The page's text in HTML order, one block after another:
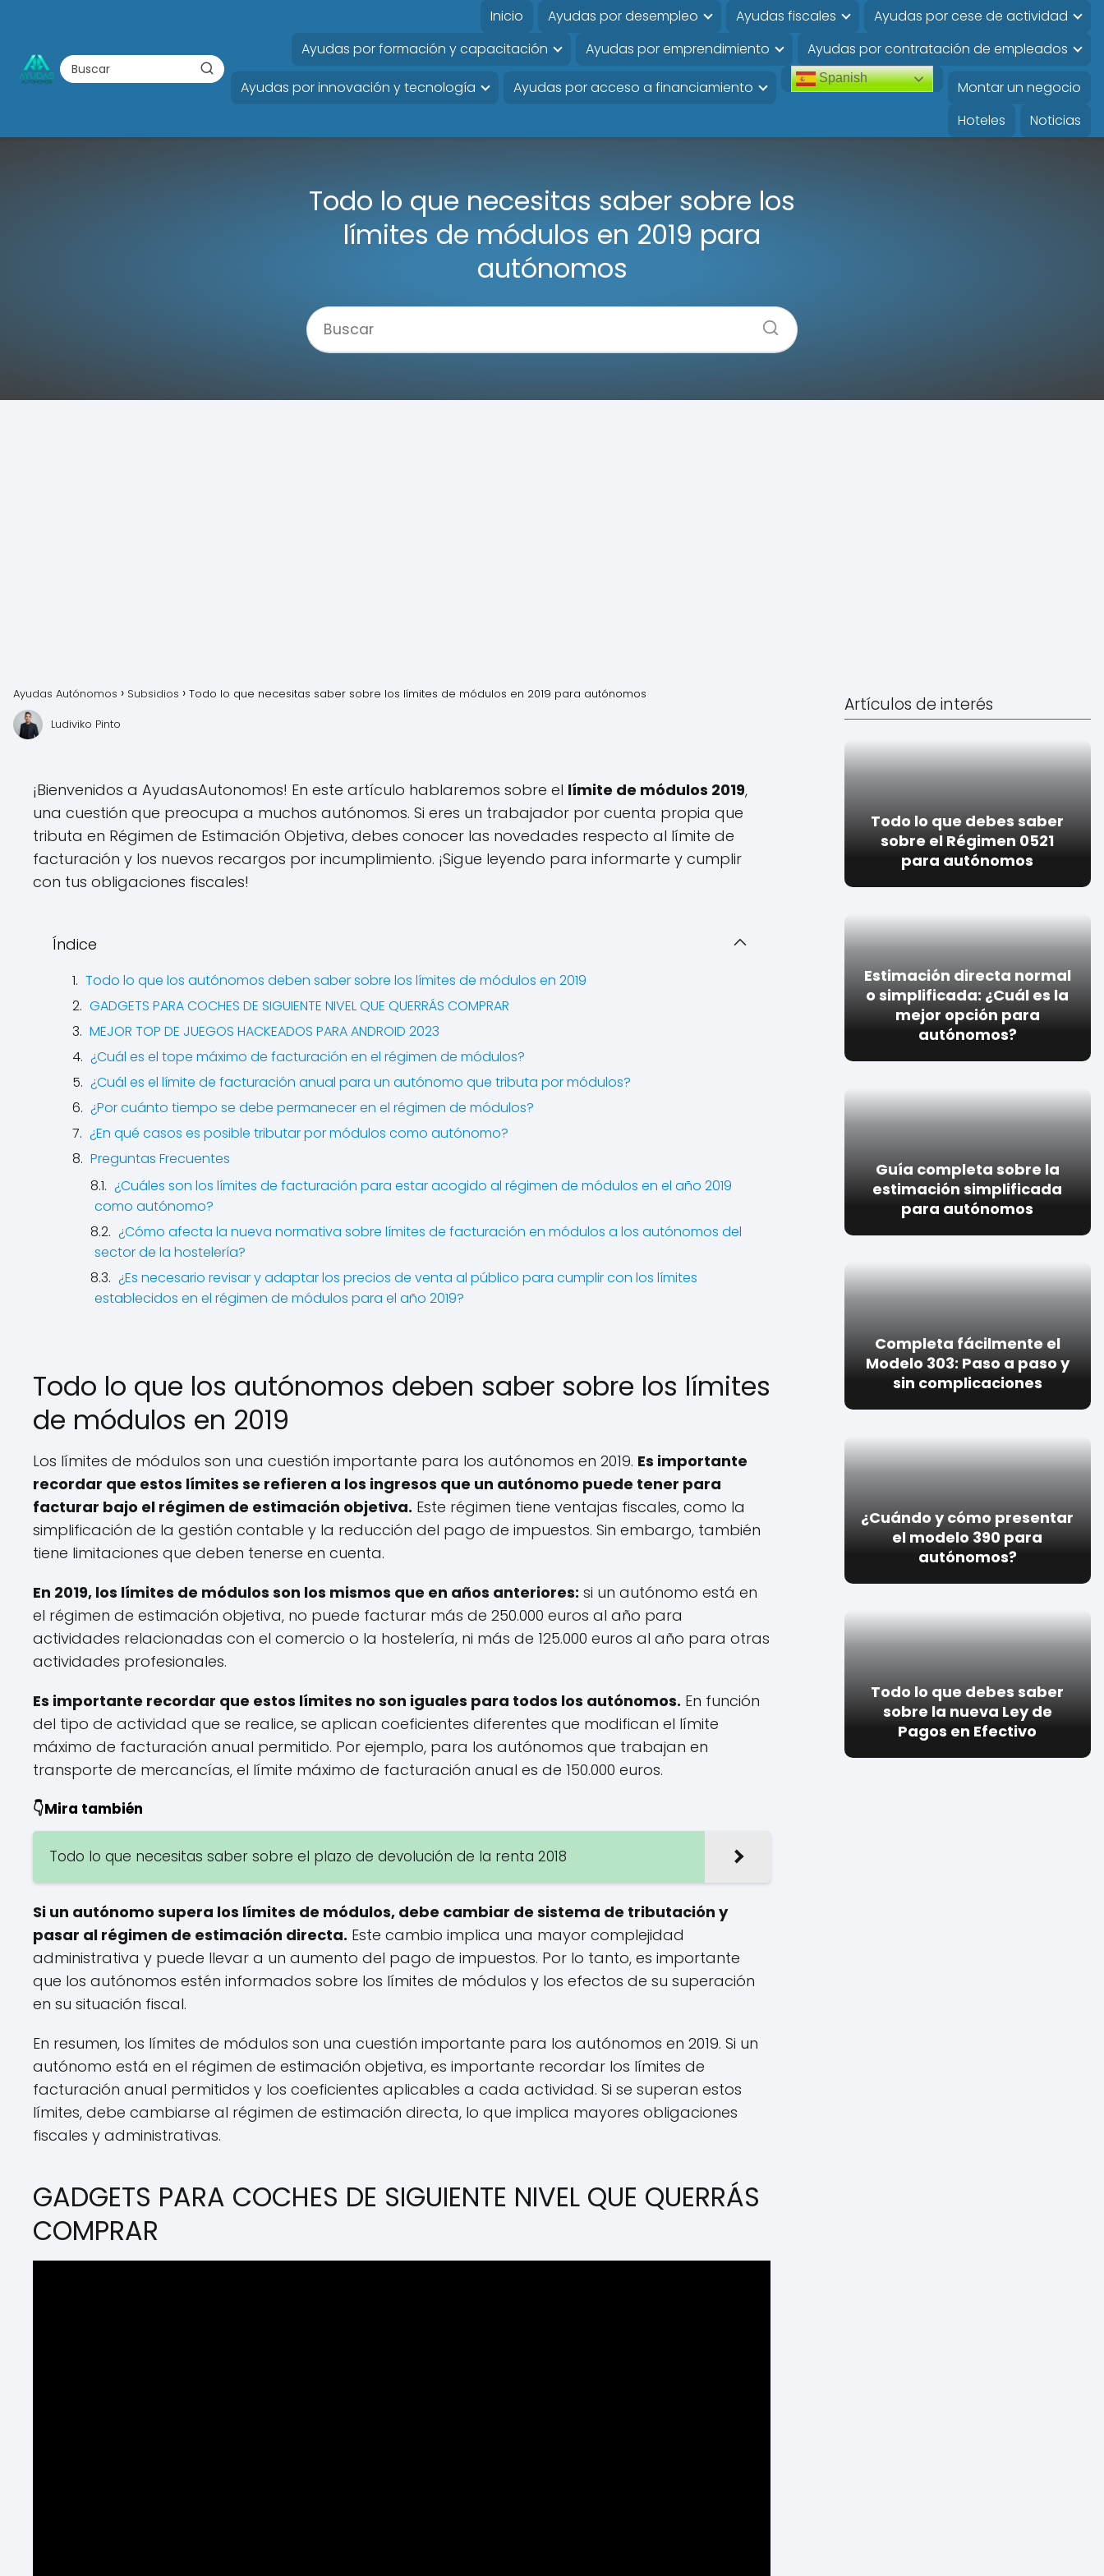
Inicio Ayudas por desempleo Ayudas fiscales
Ayudas por cese de actividad
Ayudas por formación y capacitación
Ayudas por emprendimiento Ayudas por contratación de empleados
Ayudas por innovación y tecnología Ayudas por acceso a financiamiento
Spanish
Montar un negocio
Hoteles
Noticias
Todo lo que necesitas saber sobre los
límites de módulos en 2019 para
autónomos
Ayudas Autónomos Subsidios
Todo lo que necesitas saber sobre los límites de módulos en 2019 para autónomos
Ludiviko Pinto
¡Bienvenidos a AyudasAutonomos! En este artículo hablaremos sobre el límite de módulos 2019,
una cuestión que preocupa a muchos autónomos. Si eres un trabajador por cuenta propia que
tributa en Régimen de Estimación Objetiva, debes conocer las novedades respecto al límite de
facturación y los nuevos recargos por incumplimiento. ¡Sigue leyendo para informarte y cumplir
con tus obligaciones fiscales!
Índice
Todo lo que los autónomos deben saber sobre los límites de módulos en 2019
GADGETS PARA COCHES DE SIGUIENTE NIVEL QUE QUERRÁS COMPRAR
MEJOR TOP DE JUEGOS HACKEADOS PARA ANDROID 2023
¿Cuál es el tope máximo de facturación en el régimen de módulos?
¿Cuál es el límite de facturación anual para un autónomo que tributa por módulos?
¿Por cuánto tiempo se debe permanecer en el régimen de módulos?
¿En qué casos es posible tributar por módulos como autónomo?
Preguntas Frecuentes
¿Cuáles son los límites de facturación para estar acogido al régimen de módulos en el año 2019
como autónomo?
¿Cómo afecta la nueva normativa sobre límites de facturación en módulos a los autónomos del
sector de la hostelería?
¿Es necesario revisar y adaptar los precios de venta al público para cumplir con los límites
establecidos en el régimen de módulos para el año 2019?
Todo lo que los autónomos deben saber sobre los límites
de módulos en 2019
Los límites de módulos son una cuestión importante para los autónomos en 2019. Es importante
recordar que estos límites se refieren a los ingresos que un autónomo puede tener para
facturar bajo el régimen de estimación objetiva. Este régimen tiene ventajas fiscales, como la
simplificación de la gestión contable y la reducción del pago de impuestos. Sin embargo, también
tiene limitaciones que deben tenerse en cuenta.
En 2019, los límites de módulos son los mismos que en años anteriores: si un autónomo está en
el régimen de estimación objetiva, no puede facturar más de 250.000 euros al año para
actividades relacionadas con el comercio o la hostelería, ni más de 125.000 euros al año para otras
actividades profesionales.
Es importante recordar que estos límites no son iguales para todos los autónomos. En función
del tipo de actividad que se realice, se aplican coeficientes diferentes que modifican el límite
máximo de facturación anual permitido. Por ejemplo, para los autónomos que trabajan en
transporte de mercancías, el límite máximo de facturación anual es de 150.000 euros.
👇Mira también
Todo lo que necesitas saber sobre el plazo de devolución de la renta 2018
Si un autónomo supera los límites de módulos, debe cambiar de sistema de tributación y
pasar al régimen de estimación directa. Este cambio implica una mayor complejidad
administrativa y puede llevar a un aumento del pago de impuestos. Por lo tanto, es importante
que los autónomos estén informados sobre los límites de módulos y los efectos de su superación
en su situación fiscal.
En resumen, los límites de módulos son una cuestión importante para los autónomos en 2019. Si un
autónomo está en el régimen de estimación objetiva, es importante recordar los límites de
facturación anual permitidos y los coeficientes aplicables a cada actividad. Si se superan estos
límites, debe cambiarse al régimen de estimación directa, lo que implica mayores obligaciones
fiscales y administrativas.
GADGETS PARA COCHES DE SIGUIENTE NIVEL QUE QUERRÁS
COMPRAR
Artículos de interés
Todo lo que debes saber
sobre el Régimen 0521
para autónomos
Estimación directa normal
o simplificada: ¿Cuál es la
mejor opción para
autónomos?
Guía completa sobre la
estimación simplificada
para autónomos
Completa fácilmente el
Modelo 303: Paso a paso y
sin complicaciones
¿Cuándo y cómo presentar
el modelo 390 para
autónomos?
Todo lo que debes saber
sobre la nueva Ley de
Pagos en Efectivo